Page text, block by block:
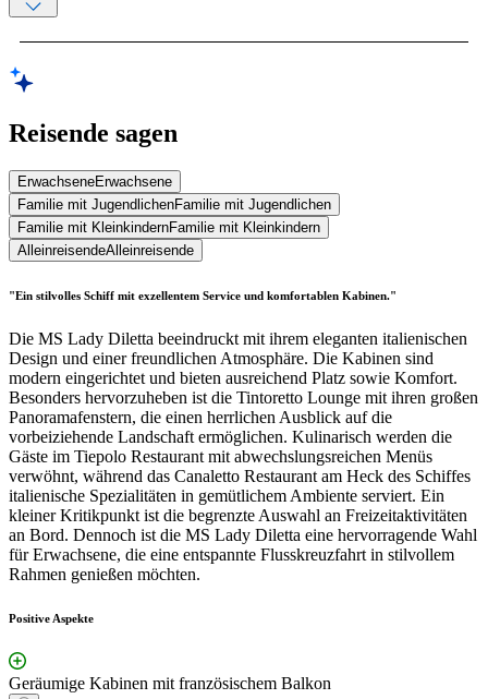
Reisende sagen
ErwachseneErwachsene
Familie mit JugendlichenFamilie mit Jugendlichen
Familie mit KleinkindernFamilie mit Kleinkindern
AlleinreisendeAlleinreisende
"Ein stilvolles Schiff mit exzellentem Service und komfortablen Kabinen."
Die MS Lady Diletta beeindruckt mit ihrem eleganten italienischen
Design und einer freundlichen Atmosphäre. Die Kabinen sind
modern eingerichtet und bieten ausreichend Platz sowie Komfort.
Besonders hervorzuheben ist die Tintoretto Lounge mit ihren großen
Panoramafenstern, die einen herrlichen Ausblick auf die
vorbeiziehende Landschaft ermöglichen. Kulinarisch werden die
Gäste im Tiepolo Restaurant mit abwechslungsreichen Menüs
verwöhnt, während das Canaletto Restaurant am Heck des Schiffes
italienische Spezialitäten in gemütlichem Ambiente serviert. Ein
kleiner Kritikpunkt ist die begrenzte Auswahl an Freizeitaktivitäten
an Bord. Dennoch ist die MS Lady Diletta eine hervorragende Wahl
für Erwachsene, die eine entspannte Flusskreuzfahrt in stilvollem
Rahmen genießen möchten.
Positive Aspekte
Geräumige Kabinen mit französischem Balkon